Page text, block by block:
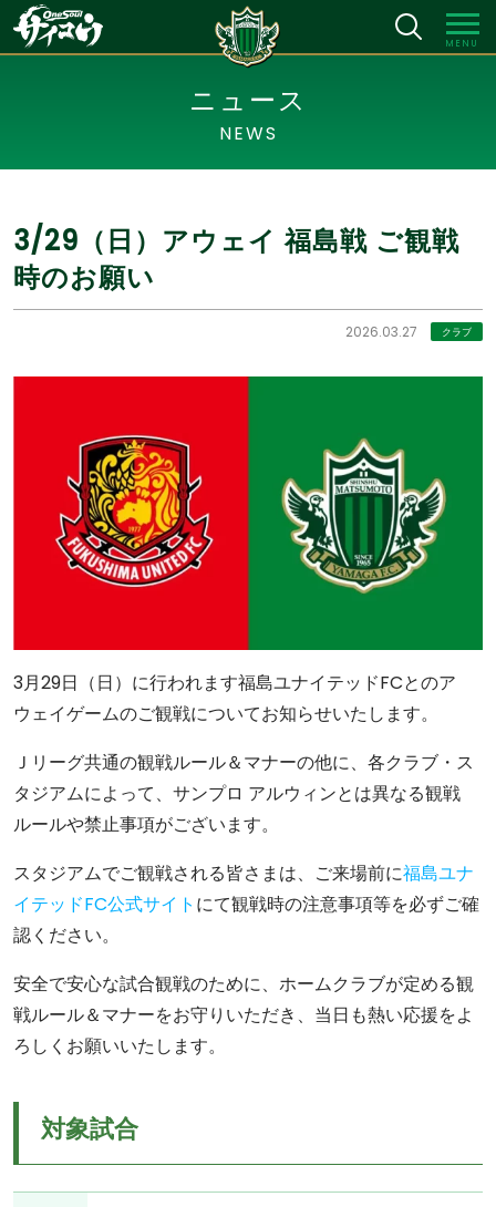
MENU
ニュース
NEWS
3/29（日）アウェイ 福島戦 ご観戦
時のお願い
2026.03.27 クラブ
3月29日（日）に行われます福島ユナイテッドFCとのア
ウェイゲームのご観戦についてお知らせいたします。
Ｊリーグ共通の観戦ルール＆マナーの他に、各クラブ・ス
タジアムによって、サンプロ アルウィンとは異なる観戦
ルールや禁止事項がございます。
スタジアムでご観戦される皆さまは、ご来場前に福島ユナ
イテッドFC公式サイト にて観戦時の注意事項等を必ずご確
認ください。
安全で安心な試合観戦のために、ホームクラブが定める観
戦ルール＆マナーをお守りいただき、当日も熱い応援をよ
ろしくお願いいたします。
対象試合